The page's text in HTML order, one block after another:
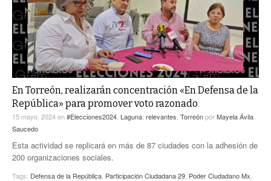
EXA INFORMA
CONTEXTOS
TRAYECTO LAGUNA
A MEDIA MAÑANA
A TODA LEY
ENTRE LAGUNEROS
DIÁLOGOS CON LA HISTORIA
TWEETS AND BEATS
LA MEJOR 97.1 ESTÉREO GALLITO
ACTUALIDADES GREM
PULSO
En Torreón, realizarán concentración «En Defensa de la
República» para promover voto razonado
15 mayo, 2024en#Elecciones2024 Laguna relevantes TorreónporMayela Ávila
Saucedo
Esta actividad se replicará en más de 87 ciudades con la adhesión de
200 organizaciones sociales.
Tags: Defensa de la República Participación Ciudadana 29 Poder Ciudadano Mx